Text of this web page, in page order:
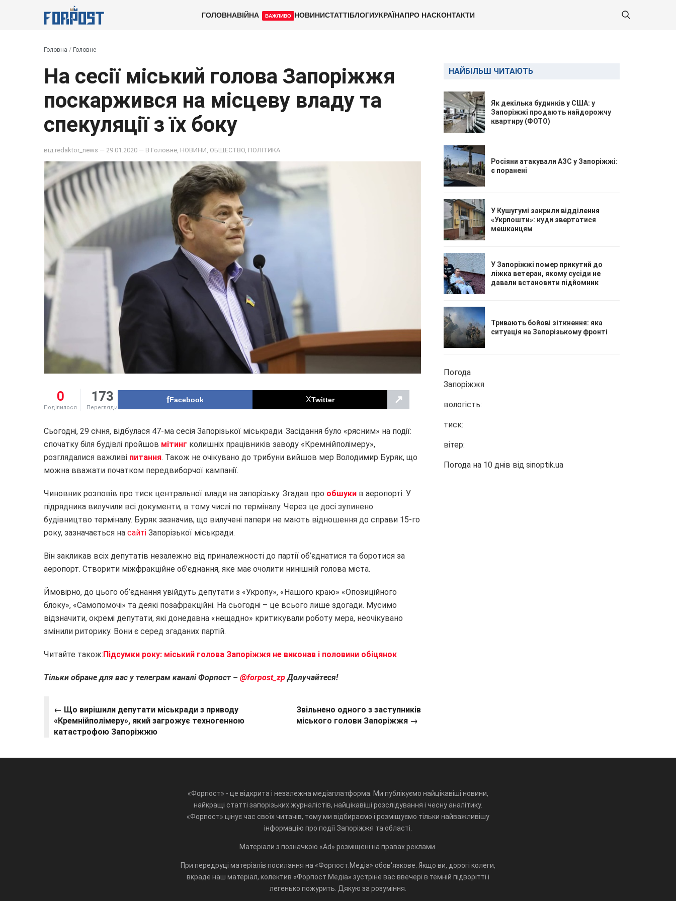
ГОЛОВНАВІЙНА ВАЖЛИВО НОВИНИСТАТТІБЛОГИУКРАЇНАПРО НАСКОНТАКТИ
Головна / Головне
На сесії міський голова Запоріжжя
поскаржився на місцеву владу та
спекуляції з їх боку
від redaktor_news — 29.01.2020 — В Головне НОВИНИ ОБЩЕСТВО ПОЛІТИКА
0
Поділилося
173
Перегляди
Facebook Twitter ↗
Сьогодні, 29 січня, відбулася 47-ма сесія Запорізької міськради. Засідання було «рясним» на події:
спочатку біля будівлі пройшов мітинг колишніх працівників заводу «Кремнійполімеру»,
розглядалися важливі питання. Також не очікувано до трибуни вийшов мер Володимир Буряк, що
можна вважати початком передвиборчої кампанії.
Чиновник розповів про тиск центральної влади на запорізьку. Згадав про обшуки в аеропорті. У
підрядника вилучили всі документи, в тому числі по терміналу. Через це досі зупинено
будівництво терміналу. Буряк зазначив, що вилучені папери не мають відношення до справи 15-го
року, зазначається на сайті Запорізької міськради.
Він закликав всіх депутатів незалежно від приналежності до партії об’єднатися та боротися за
аеропорт. Створити міжфракційне об’єднання, яке має очолити нинішній голова міста.
Ймовірно, до цього об’єднання увійдуть депутати з «Укропу», «Нашого краю» «Опозиційного
блоку», «Самопомочі» та деякі позафракційні. На сьогодні – це всього лише здогади. Мусимо
відзначити, окремі депутати, які донедавна «нещадно» критикували роботу мера, неочікувано
змінили риторику. Вони є серед згаданих партій.
Читайте також:Підсумки року: міський голова Запоріжжя не виконав і половини обіцянок
Тільки обране для вас у телеграм каналі Форпост – @forpost_zpДолучайтеся!
← Що вирішили депутати міськради з приводу
«Кремнійполімеру», який загрожує техногенною
катастрофою Запоріжжю
Звільнено одного з заступників
міського голови Запоріжжя →
НАЙБІЛЬШ ЧИТАЮТЬ
Як декілька будинків у США: у
Запоріжжі продають найдорожчу
квартиру (ФОТО)
Росіяни атакували АЗС у Запоріжжі:
є поранені
У Кушугумі закрили відділення
«Укрпошти»: куди звертатися
мешканцям
У Запоріжжі помер прикутий до
ліжка ветеран, якому сусіди не
давали встановити підйомник
Тривають бойові зіткнення: яка
ситуація на Запорізькому фронті
Погода
Запоріжжя
вологість:
тиск:
вітер:
Погода на 10 днів від sinoptik.ua
«Форпост» - це відкрита і незалежна медіаплатформа. Ми публікуємо найцікавіші новини,
найкращі статті запорізьких журналістів, найцікавіші розслідування і чесну аналітику.
«Форпост» цінує час своїх читачів, тому ми відбираємо і розміщуємо тільки найважливішу
інформацію про події Запоріжжя та області.
Матеріали з позначкою «Ad» розміщені на правах реклами.
При передруці матеріалів посилання на «Форпост.Медіа» обов'язкове. Якщо ви, дорогі колеги,
вкраде наш матеріал, колектив «Форпост.Медіа» зустріне вас ввечері в темній підворітті і
легенько пожурить. Дякую за розуміння.